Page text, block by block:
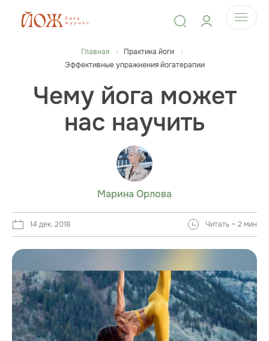
Главная
Практика йоги
Эффективные упражнения йогатерапии
Чему йога может
нас научить
Марина Орлова
14 дек. 2018 Читать ~ 2 мин